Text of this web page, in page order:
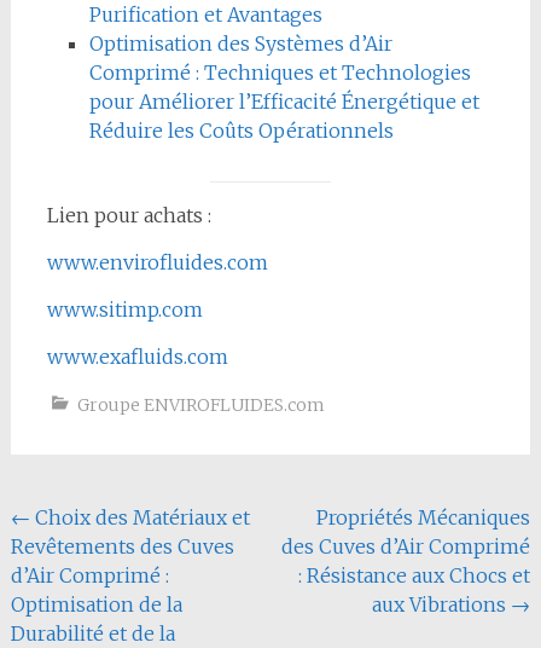
Purification et Avantages
Optimisation des Systèmes d’Air
Comprimé : Techniques et Technologies
pour Améliorer l’Efficacité Énergétique et
Réduire les Coûts Opérationnels
Lien pour achats :
www.envirofluides.com
www.sitimp.com
www.exafluids.com
Groupe ENVIROFLUIDES.com
Navigation
de
l'article
← Choix des Matériaux et
Revêtements des Cuves
d’Air Comprimé :
Optimisation de la
Durabilité et de la
Propriétés Mécaniques
des Cuves d’Air Comprimé
: Résistance aux Chocs et
aux Vibrations →